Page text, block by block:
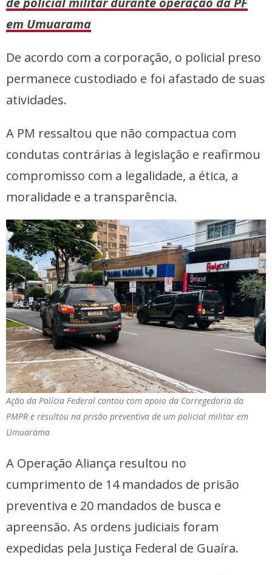
em Umuarama
De acordo com a corporação, o policial preso
permanece custodiado e foi afastado de suas
atividades.
A PM ressaltou que não compactua com
condutas contrárias à legislação e reafirmou
compromisso com a legalidade, a ética, a
moralidade e a transparência.
Ação da Polícia Federal contou com apoio da Corregedoria da
PMPR e resultou na prisão preventiva de um policial militar em
Umuarama
A Operação Aliança resultou no
cumprimento de 14 mandados de prisão
preventiva e 20 mandados de busca e
apreensão. As ordens judiciais foram
expedidas pela Justiça Federal de Guaíra.